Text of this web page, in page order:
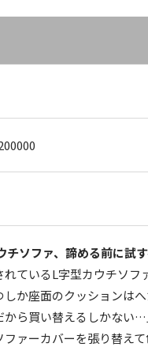
チソファ、諦める前に試
れているL字型カウチソフ
しか座面のクッションは
から買い替えるしかない…
ファーカバーを張り替え